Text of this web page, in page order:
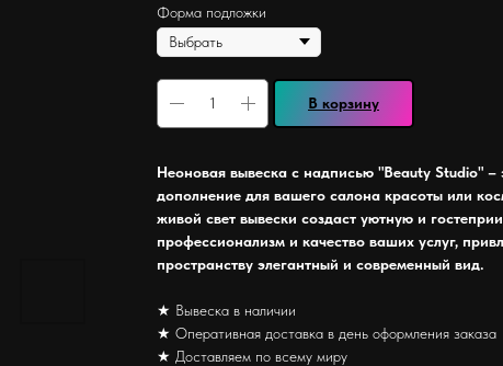
Форма подложки
В корзину
Неоновая вывеска с надписью "Beauty Studio" –
дополнение для вашего салона красоты или
живой свет вывески создаст уютную и
профессионализм и качество ваших услуг,
пространству элегантный и современный вид.
★ Вывеска в наличии
★ Оперативная доставка в день оформления заказа
★ Доставляем по всему миру